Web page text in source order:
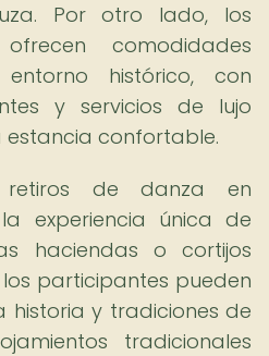
Por otro lado, los
comodidades
histórico, con
y servicios de lujo
confortable.
retiros de danza en
experiencia única de
haciendas o cortijos
participantes pueden
historia y tradiciones de
tradicionales